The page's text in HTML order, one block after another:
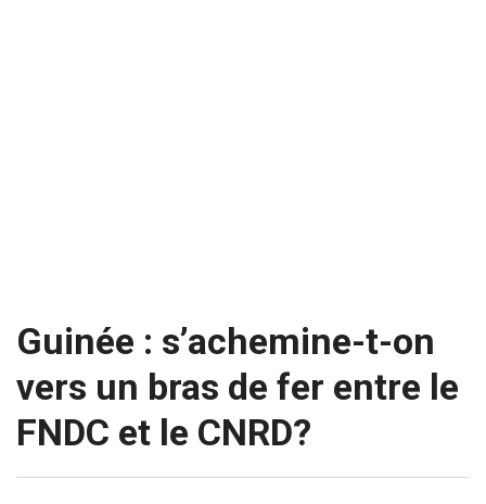
Guinée : s’achemine-t-on
vers un bras de fer entre le
FNDC et le CNRD?